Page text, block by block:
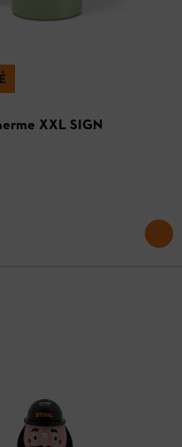
XXL SIGN